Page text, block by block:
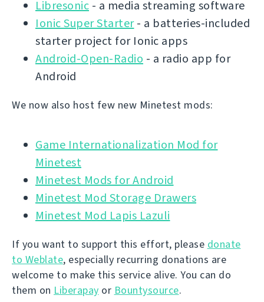
Libresonic - a media streaming software
Ionic Super Starter- a batteries-included
starter project for Ionic apps
Android-Open-Radio - a radio app for
Android
We now also host few new Minetest mods:
Game Internationalization Mod for
Minetest
Minetest Mods for Android
Minetest Mod Storage Drawers
Minetest Mod Lapis Lazuli
If you want to support this effort, please donate
to Weblate, especially recurring donations are
welcome to make this service alive. You can do
them on Liberapay or Bountysource.